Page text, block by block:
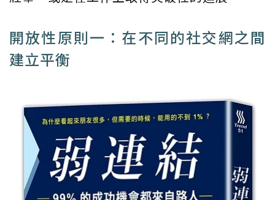
開放性原則一：在不同的社交網之間
建立平衡